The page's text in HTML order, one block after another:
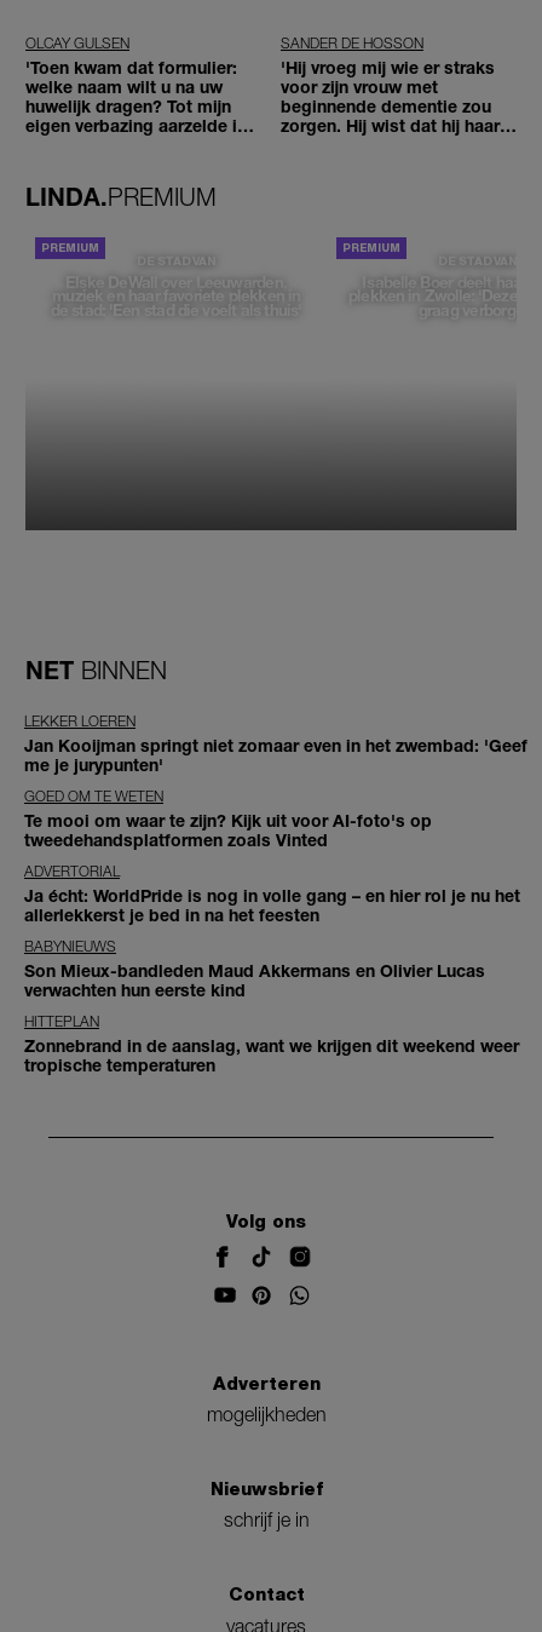
OLCAY GULSEN
'Toen kwam dat formulier:
welke naam wilt u na uw
huwelijk dragen? Tot mijn
eigen verbazing aarzelde ik
SANDER DE HOSSON
'Hij vroeg mij wie er straks
voor zijn vrouw met
beginnende dementie zou
zorgen. Hij wist dat hij haar
LINDA.PREMIUM
DE STAD VAN
Elske DeWall over Leeuwarden,
muziek en haar favoriete plekken in
de stad: 'Een stad die voelt als thuis'
DE STAD VAN
Isabelle Boer deelt haar
plekken in Zwolle: 'Deze
graag verborgen'
NET BINNEN
LEKKER LOEREN
Jan Kooijman springt niet zomaar even in het zwembad: 'Geef
me je jurypunten'
GOED OM TE WETEN
Te mooi om waar te zijn? Kijk uit voor AI-foto's op
tweedehandsplatformen zoals Vinted
ADVERTORIAL
Ja écht: WorldPride is nog in volle gang – en hier rol je nu het
allerlekkerst je bed in na het feesten
BABYNIEUWS
Son Mieux-bandleden Maud Akkermans en Olivier Lucas
verwachten hun eerste kind
HITTEPLAN
Zonnebrand in de aanslag, want we krijgen dit weekend weer
tropische temperaturen
Volg ons
Adverteren
mogelijkheden
Nieuwsbrief
schrijf je in
Contact
vacatures